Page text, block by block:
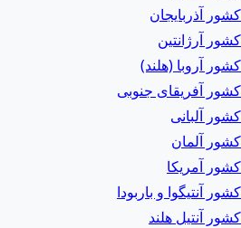
کشور آذربایجان
کشور آرژانتین
کشور آروبا (هلند)
کشور آفریقای جنوبی
کشور آلبانی
کشور آلمان
کشور آمریکا
کشور آنتیگوا و باربودا
کشور آنتیل هلند